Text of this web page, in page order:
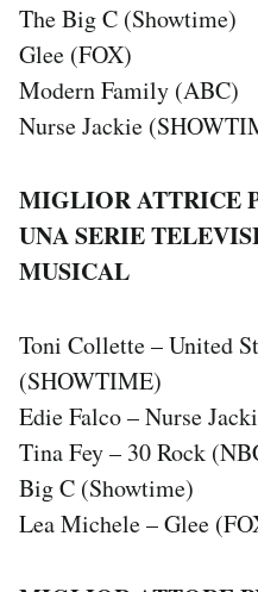
The Big C (Showtime)
Glee (FOX)
Modern Family (ABC)
Nurse Jackie
MIGLIOR ATTRICE
UNA SERIE
MUSICAL
Toni Collette – United
(SHOWTIME)
Edie Falco – Nurse
Tina Fey – 30 Rock
Big C (Showtime)
Lea Michele – Glee